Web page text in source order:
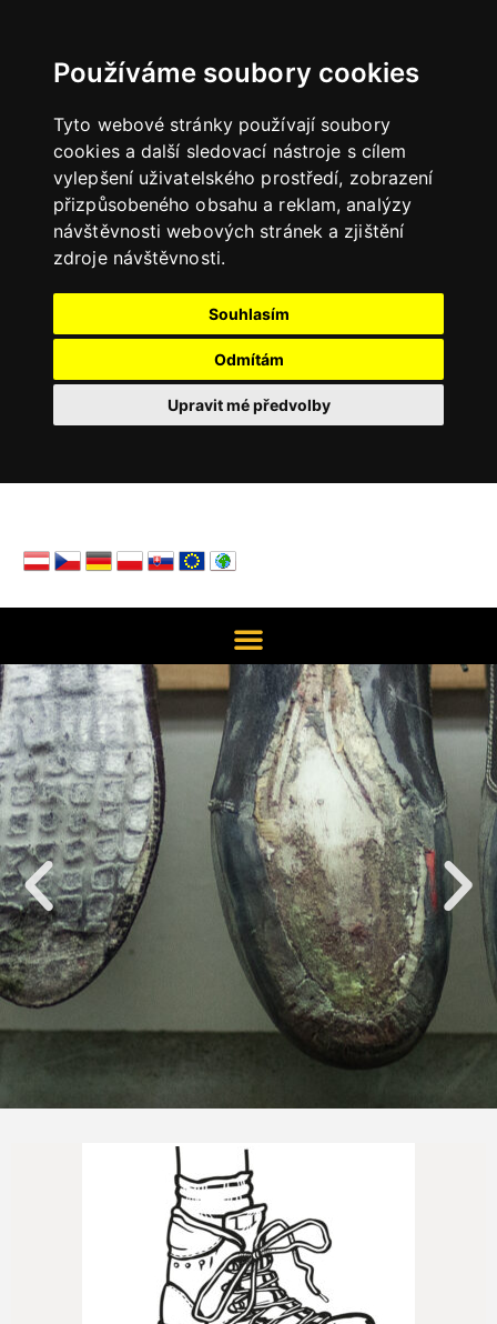
Používáme soubory cookies
Tyto webové stránky používají soubory
cookies a další sledovací nástroje s cílem
vylepšení uživatelského prostředí, zobrazení
přizpůsobeného obsahu a reklam, analýzy
návštěvnosti webových stránek a zjištění
zdroje návštěvnosti.
Souhlasím
Odmítám
Upravit mé předvolby
Naprawimy Twoje buty trekkingowe
Jeszcze...